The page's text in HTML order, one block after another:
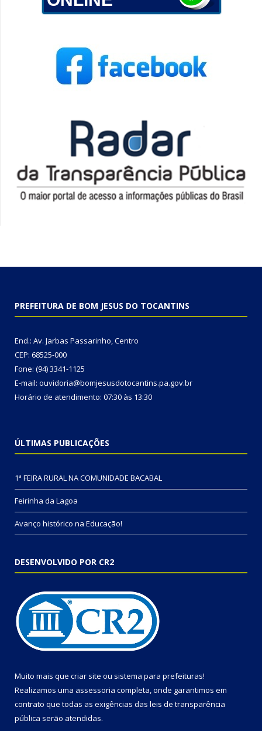
PREFEITURA DE BOM JESUS DO TOCANTINS
End.: Av. Jarbas Passarinho, Centro
CEP: 68525-000
Fone: (94) 3341-1125
E-mail: ouvidoria@bomjesusdotocantins.pa.gov.br
Horário de atendimento: 07:30 às 13:30
ÚLTIMAS PUBLICAÇÕES
1ª FEIRA RURAL NA COMUNIDADE BACABAL
Feirinha da Lagoa
Avanço histórico na Educação!
DESENVOLVIDO POR CR2
Muito mais que criar site ou sistema para prefeituras!
Realizamos uma assessoria completa, onde garantimos em
contrato que todas as exigências das leis de transparência
pública serão atendidas.